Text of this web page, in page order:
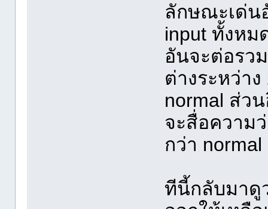
ลักษณะเด่น
input ทั้งหม
อันจะต่อรว
ต่างระหว่า
normal ส่ว
จะสื่อความ
กว่า normal
ทีนี้กลับมาดู